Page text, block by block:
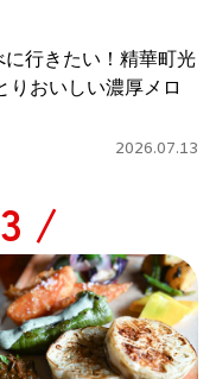
に行きたい！精華町光
りおいしい濃厚メロ
2026.07.13
/